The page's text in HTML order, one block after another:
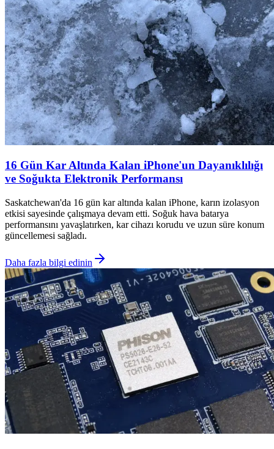
16 Gün Kar Altında Kalan iPhone'un Dayanıklılığı
ve Soğukta Elektronik Performansı
Saskatchewan'da 16 gün kar altında kalan iPhone, karın izolasyon
etkisi sayesinde çalışmaya devam etti. Soğuk hava batarya
performansını yavaşlatırken, kar cihazı korudu ve uzun süre konum
güncellemesi sağladı.
Daha fazla bilgi edinin